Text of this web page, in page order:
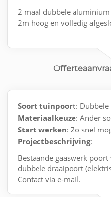
2 maal dubbele
2m hoog en volledig
Soort tuinpoort:
Materiaalkeuze: Ander
Start werken: Zo snel
Projectbeschrijving:
Bestaande gaaswerk
dubbele draaipoort
Contact via e-mail.